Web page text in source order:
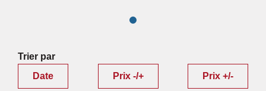
Trier par
Date
Prix -/+ Prix +/-